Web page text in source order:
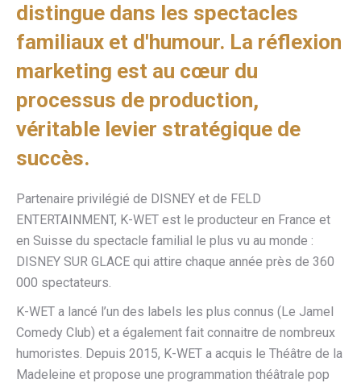
distingue dans les spectacles
familiaux et d'humour. La réflexion
marketing est au cœur du
processus de production,
véritable levier stratégique de
succès.
Partenaire privilégié de DISNEY et de FELD
ENTERTAINMENT, K-WET est le producteur en France et
en Suisse du spectacle familial le plus vu au monde :
DISNEY SUR GLACE qui attire chaque année près de 360
000 spectateurs.
K-WET a lancé l’un des labels les plus connus (Le Jamel
Comedy Club) et a également fait connaitre de nombreux
humoristes. Depuis 2015, K-WET a acquis le Théâtre de la
Madeleine et propose une programmation théâtrale pop